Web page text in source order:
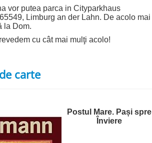
vor putea parca in Cityparkhaus
Limburg an der Lahn. De acolo mai
la Dom.
cu cât mai mulţi acolo!
carte
Postul Mare. Pași spre
Înviere